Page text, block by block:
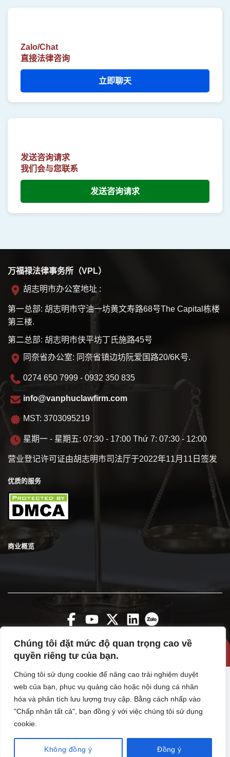
Chúng tôi đặt mức độ quan trọng cao về
quyền riêng tư của bạn.
Chúng tôi sử dụng cookie để nâng cao trải nghiệm duyệt
web của bạn, phục vụ quảng cáo hoặc nội dung cá nhân
hóa và phân tích lưu lượng truy cập. Bằng cách nhấp vào
"Chấp nhận tất cả", bạn đồng ý với việc chúng tôi sử dụng
cookie.
Không đồng ý Đồng ý
Zalo/Chat
直接法律咨询
立即聊天
发送咨询请求
我们会与您联系
发送咨询请求
万福禄法律事务所（VPL）
胡志明市办公室地址 :
第一总部: 胡志明市守油一坊黄文寿路68号The Capital栋楼
第三楼.
第二总部: 胡志明市侠平坊丁氏施路45号
同奈省办公室: 同奈省镇边坊阮爱国路20/6K号.
0274 650 7999 - 0932 350 835
info@vanphuclawfirm.com
MST: 3703095219
星期一 - 星期五: 07:30 - 17:00 Thứ 7: 07:30 - 12:00
营业登记许可证由胡志明市司法厅于2022年11月11日签发
优质的服务
商业概览
Copyright 2026 ©